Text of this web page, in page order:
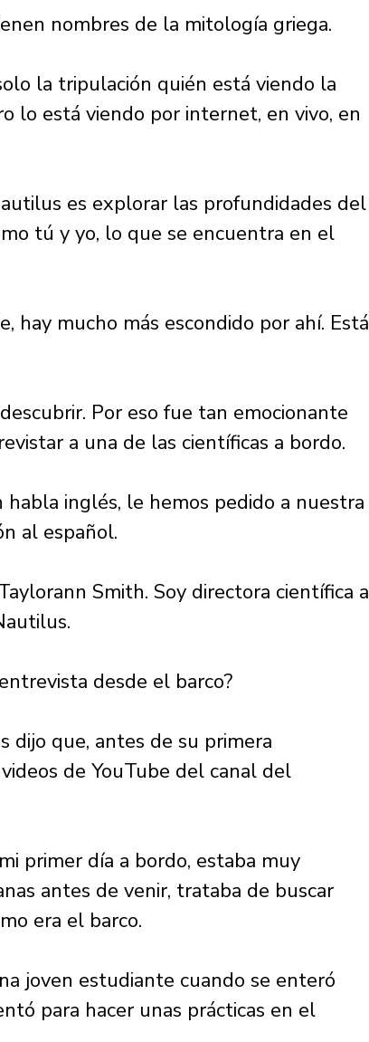
nombres de la mitología griega.
la tripulación quién está viendo la
lo está viendo por internet, en vivo, en
es explorar las profundidades del
tú y yo, lo que se encuentra en el
hay mucho más escondido por ahí. Está
Por eso fue tan emocionante
a una de las científicas a bordo.
habla inglés, le hemos pedido a nuestra
al español.
Smith. Soy directora científica a
desde el barco?
dijo que, antes de su primera
de YouTube del canal del
primer día a bordo, estaba muy
antes de venir, trataba de buscar
era el barco.
joven estudiante cuando se enteró
para hacer unas prácticas en el